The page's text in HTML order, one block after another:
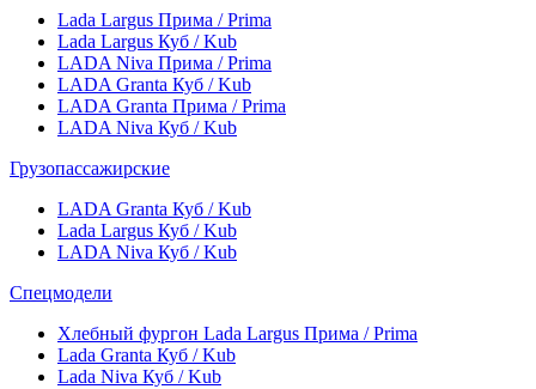
Lada Largus Прима / Prima
Lada Largus Куб / Kub
LADA Niva Прима / Prima
LADA Granta Куб / Kub
LADA Granta Прима / Prima
LADA Niva Куб / Kub
Грузопассажирские
LADA Granta Куб / Kub
Lada Largus Куб / Kub
LADA Niva Куб / Kub
Спецмодели
Хлебный фургон Lada Largus Прима / Prima
Lada Granta Куб / Kub
Lada Niva Куб / Kub